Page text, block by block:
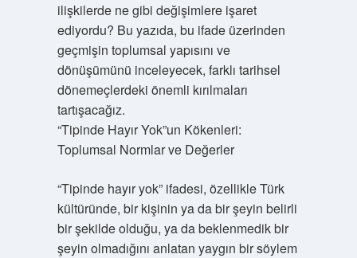
ilişkilerde ne gibi değişimlere işaret
ediyordu? Bu yazıda, bu ifade üzerinden
geçmişin toplumsal yapısını ve
dönüşümünü inceleyecek, farklı tarihsel
dönemeçlerdeki önemli kırılmaları
tartışacağız.
“Tipinde Hayır Yok”un Kökenleri:
Toplumsal Normlar ve Değerler
“Tipinde hayır yok” ifadesi, özellikle Türk
kültüründe, bir kişinin ya da bir şeyin belirli
bir şekilde olduğu, ya da beklenmedik bir
şeyin olmadığını anlatan yaygın bir söylem